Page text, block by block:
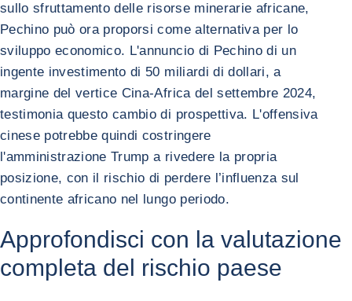
sullo sfruttamento delle risorse minerarie africane,
Pechino può ora proporsi come alternativa per lo
sviluppo economico. L'annuncio di Pechino di un
ingente investimento di 50 miliardi di dollari, a
margine del vertice Cina-Africa del settembre 2024,
testimonia questo cambio di prospettiva. L'offensiva
cinese potrebbe quindi costringere
l'amministrazione Trump a rivedere la propria
posizione, con il rischio di perdere l’influenza sul
continente africano nel lungo periodo.
Approfondisci con la valutazione
completa del rischio paese